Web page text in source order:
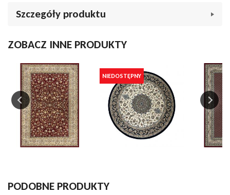
granatowa
Szczegóły produktu
MarkaDa Vinci
W magazynie0 Przedmiot
Opis
Kolekcja
Da Vinci
Kraj pochodzenia Belgia
ZOBACZ INNE PRODUKTY
NIEDOSTĘPNY
PODOBNE PRODUKTY